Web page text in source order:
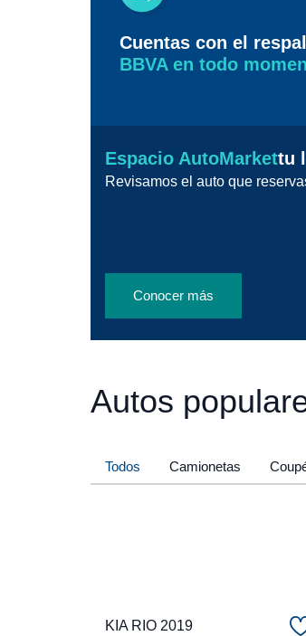
Cuentas con el
BBVA en todo
Espacio AutoMarkettu
Revisamos el auto que
Conocer más
Autos
Todos Camionetas
KIA RIO 2019